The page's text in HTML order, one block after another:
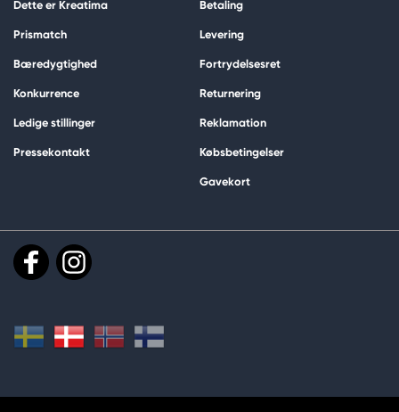
Dette er Kreatima
Prismatch
Bæredygtighed
Konkurrence
Ledige stillinger
Pressekontakt
Betaling
Levering
Fortrydelsesret
Returnering
Reklamation
Købsbetingelser
Gavekort